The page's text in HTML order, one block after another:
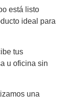
está listo
ideal para
tus
u oficina sin
una